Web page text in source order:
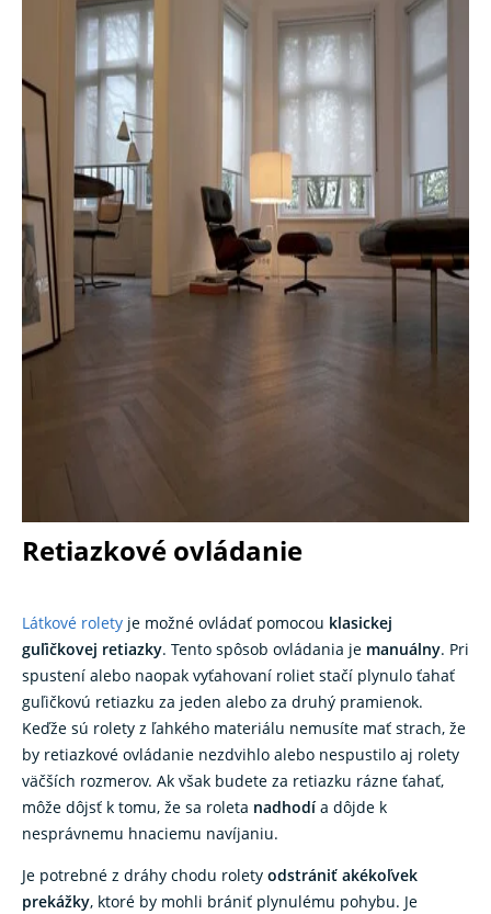
Retiazkové ovládanie
Látkové rolety je možné ovládať pomocou klasickej
guľičkovej retiazky. Tento spôsob ovládania je manuálny. Pri
spustení alebo naopak vyťahovaní roliet stačí plynulo ťahať
guľičkovú retiazku za jeden alebo za druhý pramienok.
Keďže sú rolety z ľahkého materiálu nemusíte mať strach, že
by retiazkové ovládanie nezdvihlo alebo nespustilo aj rolety
väčších rozmerov. Ak však budete za retiazku rázne ťahať,
môže dôjsť k tomu, že sa roleta nadhodía dôjde k
nesprávnemu hnaciemu navíjaniu.
Je potrebné z dráhy chodu rolety odstrániť akékoľvek
prekážky, ktoré by mohli brániť plynulému pohybu. Je